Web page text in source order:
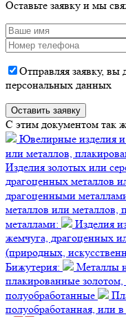
Оставьте заявку и мы
Отправляя заявку, вы
персональных данных
C этим документом так
Ювелирные изделия и
или металлов,
Изделия золотых или
драгоценных металлов
драгоценными
металлов или
металлами:
Изделия
жемчуга, драгоценных
(природных,
Бижутерия:
Металлы
плакированные
полуобработанные
полуобработанная, или